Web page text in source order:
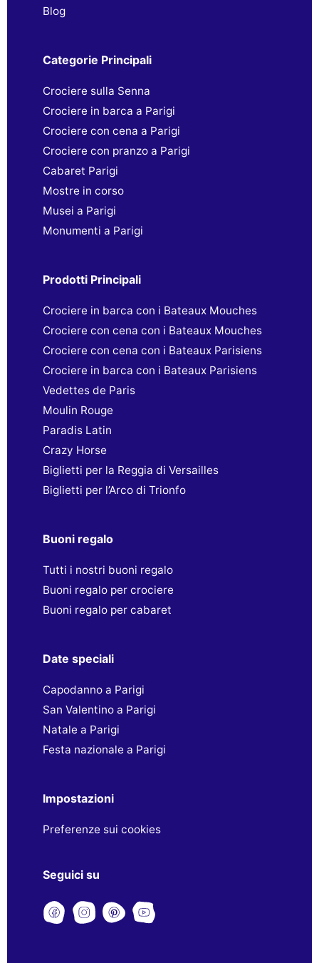
Blog
Categorie Principali
Crociere sulla Senna
Crociere in barca a Parigi
Crociere con cena a Parigi
Crociere con pranzo a Parigi
Cabaret Parigi
Mostre in corso
Musei a Parigi
Monumenti a Parigi
Prodotti Principali
Crociere in barca con i Bateaux Mouches
Crociere con cena con i Bateaux Mouches
Crociere con cena con i Bateaux Parisiens
Crociere in barca con i Bateaux Parisiens
Vedettes de Paris
Moulin Rouge
Paradis Latin
Crazy Horse
Biglietti per la Reggia di Versailles
Biglietti per l’Arco di Trionfo
Buoni regalo
Tutti i nostri buoni regalo
Buoni regalo per crociere
Buoni regalo per cabaret
Date speciali
Capodanno a Parigi
San Valentino a Parigi
Natale a Parigi
Festa nazionale a Parigi
Impostazioni
Preferenze sui cookies
Seguici su